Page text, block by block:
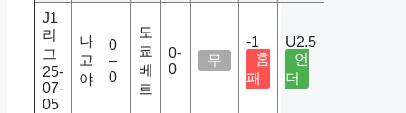
J1
리
그
25-
07-
05
나
고
야
0
–
0
도
쿄
베
르
0-
0
무
-1
홈
패
U2.5
언
더